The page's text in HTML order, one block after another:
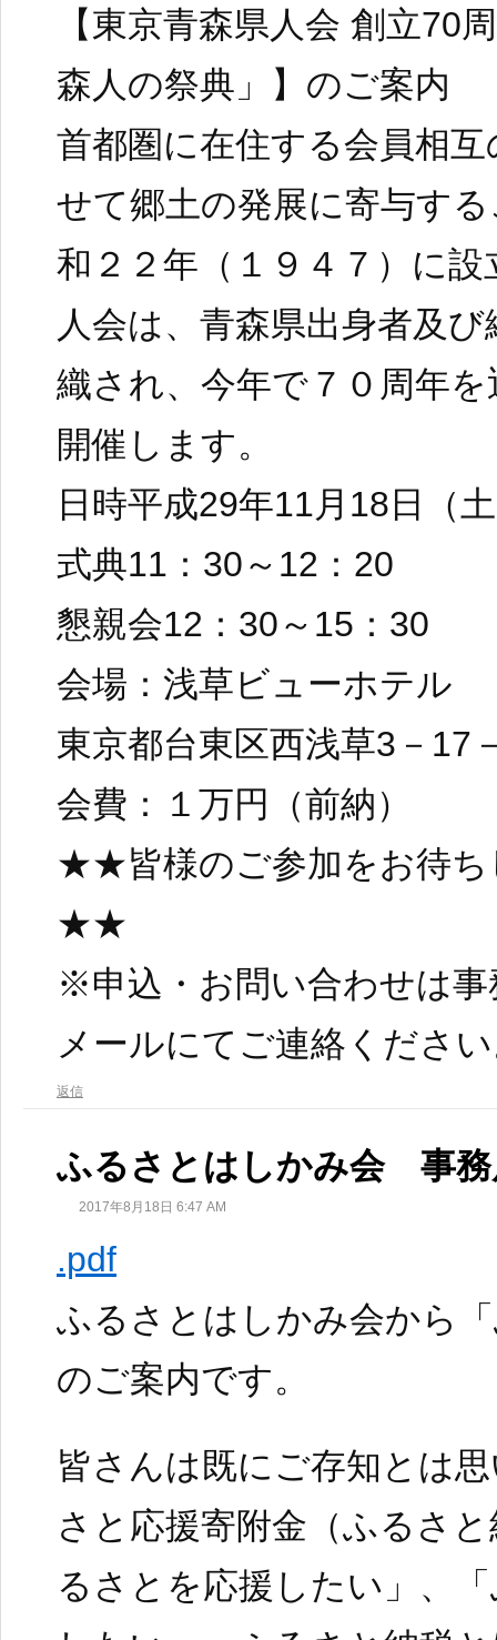
【東京青森県人会 創立70
森人の祭典」】のご案内
首都圏に在住する会員相
せて郷土の発展に寄与す
和２２年（１９４７）に
人会は、青森県出身者及
織され、今年で７０周年
開催します。
日時平成29年11月18日（
式典11：30～12：20
懇親会12：30～15：30
会場：浅草ビューホテル
東京都台東区西浅草3－17
会費：１万円（前納）
★★皆様のご参加をお待ち
★★
※申込・お問い合わせは
メールにてご連絡くださ
返信
ふるさとはしかみ会 事務
2017年8月18日 6:47 AM
.pdf
ふるさとはしかみ会から
のご案内です。
皆さんは既にご存知とは
さと応援寄附金（ふるさ
るさとを応援したい」、